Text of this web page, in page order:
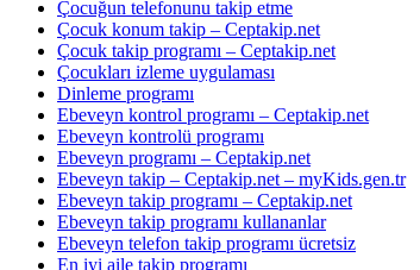
Çocuğun telefonunu takip etme
Çocuk konum takip – Ceptakip.net
Çocuk takip programı – Ceptakip.net
Çocukları izleme uygulaması
Dinleme programı
Ebeveyn kontrol programı – Ceptakip.net
Ebeveyn kontrolü programı
Ebeveyn programı – Ceptakip.net
Ebeveyn takip – Ceptakip.net – myKids.gen.tr
Ebeveyn takip programı – Ceptakip.net
Ebeveyn takip programı kullananlar
Ebeveyn telefon takip programı ücretsiz
En iyi aile takip programı